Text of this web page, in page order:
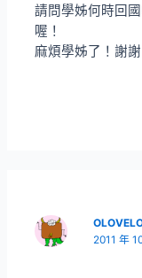
請問學姊何時回
喔！
麻煩學姊了！謝謝
2011 年